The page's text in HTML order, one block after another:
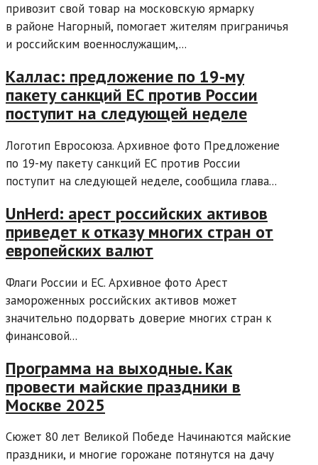
привозит свой товар на московскую ярмарку
в районе Нагорный, помогает жителям приграничья
и российским военнослужащим,...
Каллас: предложение по 19-му
пакету санкций ЕС против России
поступит на следующей неделе
Логотип Евросоюза. Архивное фото Предложение
по 19-му пакету санкций ЕС против России
поступит на следующей неделе, сообщила глава...
UnHerd: арест российских активов
приведет к отказу многих стран от
европейских валют
Флаги России и ЕС. Архивное фото Арест
замороженных российских активов может
значительно подорвать доверие многих стран к
финансовой...
Программа на выходные. Как
провести майские праздники в
Москве 2025
Сюжет 80 лет Великой Победе Начинаются майские
праздники, и многие горожане потянутся на дачу